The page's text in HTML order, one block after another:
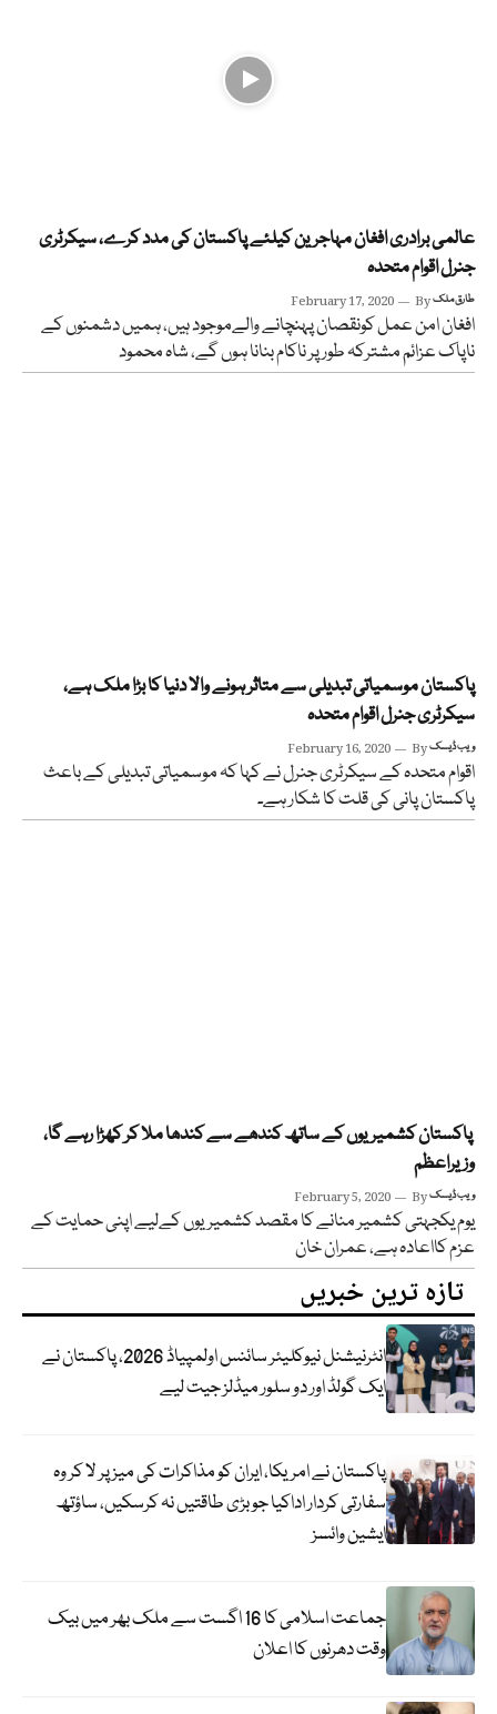
عالمی برادری افغان مہاجرین کیلئے پاکستان کی مدد کرے، سیکرٹری
جنرل اقوام متحدہ
February 17, 2020 Byطارق ملک
افغان امن عمل کونقصان پہنچانے والےموجود ہیں، ہمیں دشمنوں کے
ناپاک عزائم مشترکہ طور پر ناکام بنانا ہوں گے، شاہ محمود
پاکستان موسمیاتی تبدیلی سے متاثر ہونے والا دنیا کا بڑا ملک ہے،
سیکرٹری جنرل اقوام متحدہ
February 16, 2020 Byویب ڈیسک
اقوام متحدہ کے سیکرٹری جنرل نے کہا کہ موسمیاتی تبدیلی کے باعث
پاکستان پانی کی قلت کا شکار ہے۔
پاکستان کشمیریوں کے ساتھ کندھے سے کندھا ملا کر کھڑا رہے گا،
وزیراعظم
February 5, 2020 Byویب ڈیسک
یوم یکجہتی کشمیر منانے کا مقصد کشمیریوں کےلیے اپنی حمایت کے
عزم کااعادہ ہے، عمران خان
تازہ ترین خبریں
انٹرنیشنل نیوکلیئر سائنس اولمپیاڈ 2026، پاکستان نے
ایک گولڈ اور دو سلور میڈلز جیت لیے
پاکستان نے امریکا، ایران کو مذاکرات کی میز پر لا کر وہ
سفارتی کردار اداکیا جو بڑی طاقتیں نہ کرسکیں، ساؤتھ
ایشین وائسز
جماعت اسلامی کا 16 اگست سے ملک بھر میں بیک
وقت دھرنوں کا اعلان